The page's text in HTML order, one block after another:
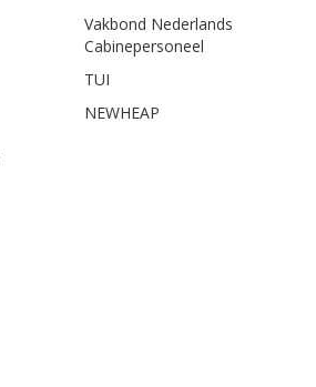
Vakbond Nederlands
Cabinepersoneel
TUI
NEWHEAP